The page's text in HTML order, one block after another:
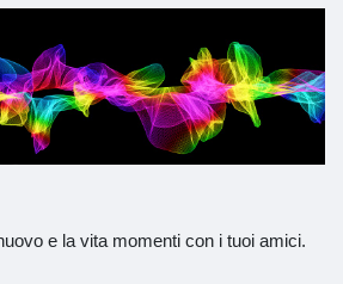
e la vita momenti con i tuoi amici.